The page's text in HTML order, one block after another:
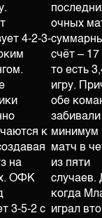
4-2-3-
к
на
ОФК
3-5-2 с
очных
счёт – 17
то есть
игру.
обе
забивали
минимум
матч в
из пяти
случаев.
когда
играл